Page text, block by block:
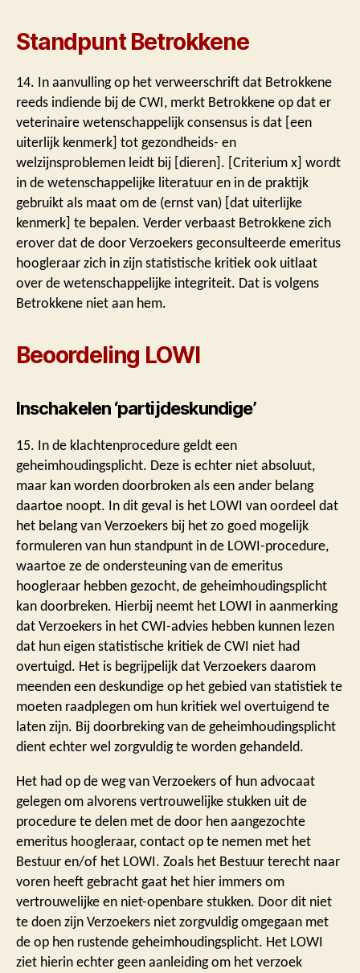
Standpunt Betrokkene
14. In aanvulling op het verweerschrift dat Betrokkene
reeds indiende bij de CWI, merkt Betrokkene op dat er
veterinaire wetenschappelijk consensus is dat [een
uiterlijk kenmerk] tot gezondheids- en
welzijnsproblemen leidt bij [dieren]. [Criterium x] wordt
in de wetenschappelijke literatuur en in de praktijk
gebruikt als maat om de (ernst van) [dat uiterlijke
kenmerk] te bepalen. Verder verbaast Betrokkene zich
erover dat de door Verzoekers geconsulteerde emeritus
hoogleraar zich in zijn statistische kritiek ook uitlaat
over de wetenschappelijke integriteit. Dat is volgens
Betrokkene niet aan hem.
Beoordeling LOWI
Inschakelen ‘partijdeskundige’
15. In de klachtenprocedure geldt een
geheimhoudingsplicht. Deze is echter niet absoluut,
maar kan worden doorbroken als een ander belang
daartoe noopt. In dit geval is het LOWI van oordeel dat
het belang van Verzoekers bij het zo goed mogelijk
formuleren van hun standpunt in de LOWI-procedure,
waartoe ze de ondersteuning van de emeritus
hoogleraar hebben gezocht, de geheimhoudingsplicht
kan doorbreken. Hierbij neemt het LOWI in aanmerking
dat Verzoekers in het CWI-advies hebben kunnen lezen
dat hun eigen statistische kritiek de CWI niet had
overtuigd. Het is begrijpelijk dat Verzoekers daarom
meenden een deskundige op het gebied van statistiek te
moeten raadplegen om hun kritiek wel overtuigend te
laten zijn. Bij doorbreking van de geheimhoudingsplicht
dient echter wel zorgvuldig te worden gehandeld.
Het had op de weg van Verzoekers of hun advocaat
gelegen om alvorens vertrouwelijke stukken uit de
procedure te delen met de door hen aangezochte
emeritus hoogleraar, contact op te nemen met het
Bestuur en/of het LOWI. Zoals het Bestuur terecht naar
voren heeft gebracht gaat het hier immers om
vertrouwelijke en niet-openbare stukken. Door dit niet
te doen zijn Verzoekers niet zorgvuldig omgegaan met
de op hen rustende geheimhoudingsplicht. Het LOWI
ziet hierin echter geen aanleiding om het verzoek